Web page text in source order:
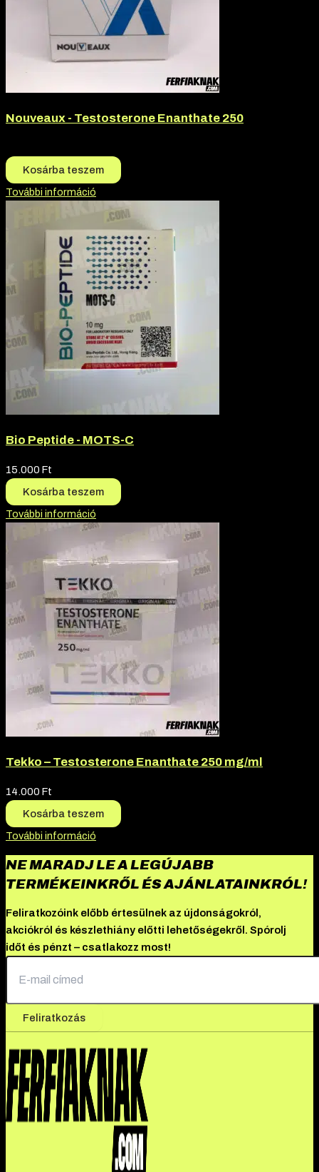
Nouveaux - Testosterone Enanthate 250
Kosárba teszem
További információ
Bio Peptide - MOTS-C
15.000 Ft
Kosárba teszem
További információ
Tekko – Testosterone Enanthate 250 mg/ml
14.000 Ft
Kosárba teszem
További információ
NE MARADJ LE A LEGÚJABB
TERMÉKEINKRŐL ÉS AJÁNLATAINKRÓL!
Feliratkozóink előbb értesülnek az újdonságokról,
akciókról és készlethiány előtti lehetőségekről. Spórolj
időt és pénzt – csatlakozz most!
Feliratkozás